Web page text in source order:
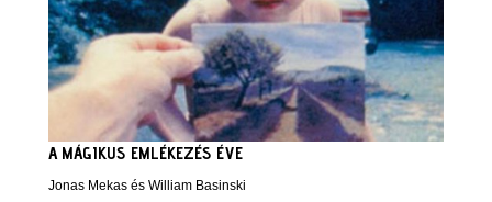
A MÁGIKUS EMLÉKEZÉS ÉVE
Jonas Mekas és William Basinski